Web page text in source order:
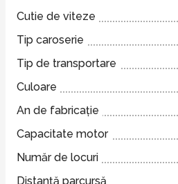
Cutie de viteze
Tip caroserie
Tip de transportare
Culoare
An de fabricație
Capacitate motor
Număr de locuri
Distanță parcursă